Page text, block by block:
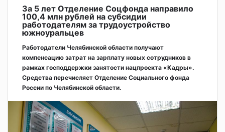
За 5 лет Отделение Соцфонда направило
100,4 млн рублей на субсидии
работодателям за трудоустройство
южноуральцев
Работодатели Челябинской области получают
компенсацию затрат на зарплату новых сотрудников в
рамках господдержки занятости нацпроекта «Кадры».
Средства перечисляет Отделение Социального фонда
России по Челябинской области.